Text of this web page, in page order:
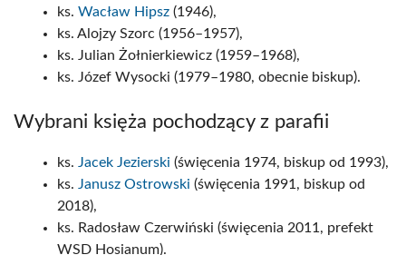
ks. Wacław Hipsz (1946),
ks. Alojzy Szorc (1956–1957),
ks. Julian Żołnierkiewicz (1959–1968),
ks. Józef Wysocki (1979–1980, obecnie biskup).
Wybrani księża pochodzący z parafii
ks. Jacek Jezierski (święcenia 1974, biskup od 1993),
ks. Janusz Ostrowski (święcenia 1991, biskup od
2018),
ks. Radosław Czerwiński (święcenia 2011, prefekt
WSD Hosianum).